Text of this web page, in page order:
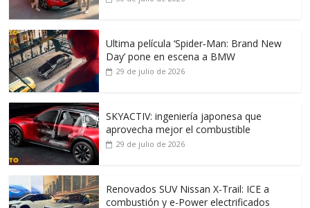
Ultima película ‘Spider‑Man: Brand New
Day’ pone en escena a BMW
29 de julio de 2026
SKYACTIV: ingeniería japonesa que
aprovecha mejor el combustible
29 de julio de 2026
Renovados SUV Nissan X-Trail: ICE a
combustión y e-Power electrificados